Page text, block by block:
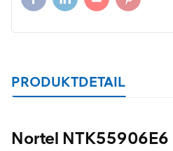
PRODUKTDETAIL
Nortel NTK55906E6